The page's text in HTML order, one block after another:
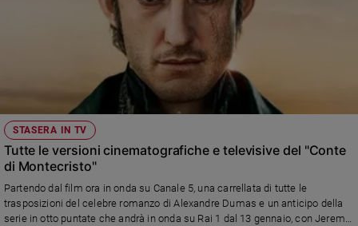
STASERA IN TV
Tutte le versioni cinematografiche e televisive del "Conte
di Montecristo"
Partendo dal film ora in onda su Canale 5, una carrellata di tutte le
trasposizioni del celebre romanzo di Alexandre Dumas e un anticipo della
serie in otto puntate che andrà in onda su Rai 1 dal 13 gennaio, con Jeremy